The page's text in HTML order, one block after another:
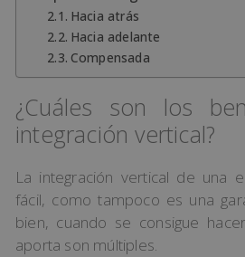
Hacia atrás
Hacia adelante
Compensada
¿Cuáles son los
integración vertical?
La integración vertical de una
fácil, como tampoco es una
bien, cuando se consigue
aporta son múltiples.